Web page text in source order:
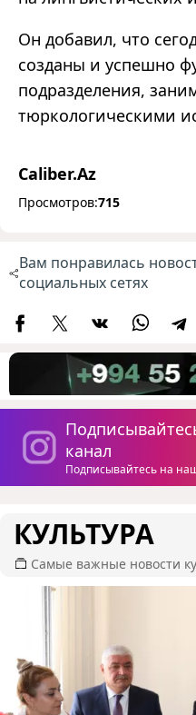
Он добавил, что
созданы и успешно
подразделения,
тюркологическими
Caliber.Az
Просмотров:715
Вам понравилась
социальных сетях
канал
Подписывайтесь на
КУЛЬТУРА
Самые важные новости